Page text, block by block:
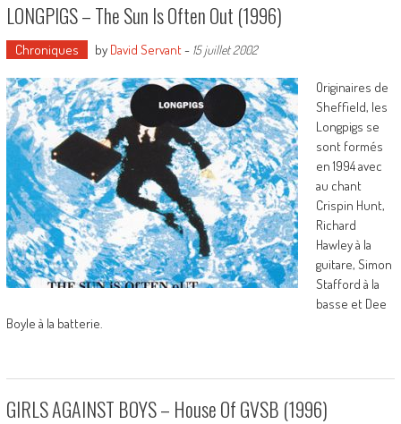
LONGPIGS – The Sun Is Often Out (1996)
Chroniques by David Servant- 15 juillet 2002
Originaires de
Sheffield, les
Longpigs se
sont formés
en 1994 avec
au chant
Crispin Hunt,
Richard
Hawley à la
guitare, Simon
Stafford à la
basse et Dee
Boyle à la batterie.
GIRLS AGAINST BOYS – House Of GVSB (1996)